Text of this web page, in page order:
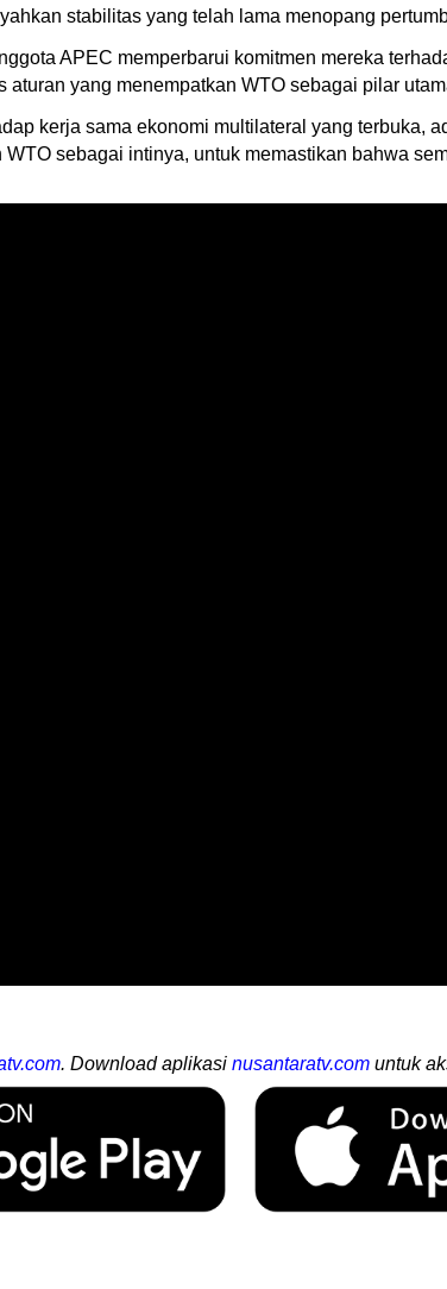
stabilitas yang telah lama menopang
APEC memperbarui komitmen mereka
yang menempatkan WTO sebagai pilar
kerja sama ekonomi multilateral yang terbuka,
sebagai intinya, untuk memastikan bahwa
. Download aplikasi nusantaratv.com untuk